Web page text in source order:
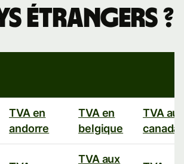
étrangers ?
TVA en
andorre
TVA en
belgique
TVA au
canada
TVA aux